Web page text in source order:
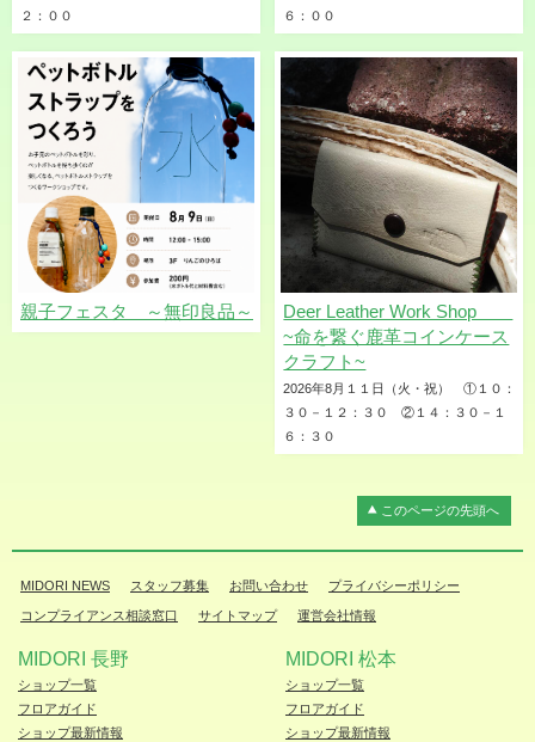
２：００
６：００
親子フェスタ ～無印良品～
Deer Leather Work Shop
~命を繋ぐ鹿革コインケース
クラフト~
2026年8月１１日（火・祝） ①１０：
３０－１２：３０ ②１４：３０－１
６：３０
このページの先頭へ
MIDORI NEWS スタッフ募集 お問い合わせ プライバシーポリシー
コンプライアンス相談窓口 サイトマップ 運営会社情報
MIDORI 長野
ショップ一覧
フロアガイド
ショップ最新情報
MIDORI 松本
ショップ一覧
フロアガイド
ショップ最新情報